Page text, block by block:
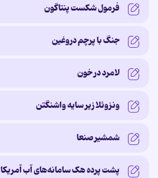
فرمول شکست پنتاگون
جنگ با پرچم دروغین
لامرد در خون
ونزوئلا زیر سایه‌ واشنگتن
شمشیر صنعا
پشت پرده‌ هک سامانه‌های آب آمریکا